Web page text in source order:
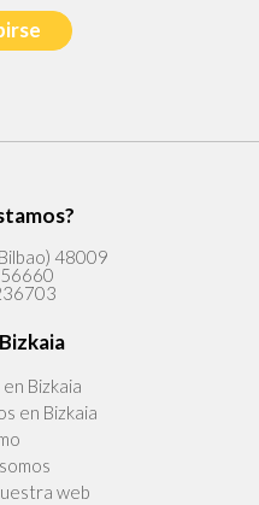
48009
Bizkaia
en Bizkaia
web